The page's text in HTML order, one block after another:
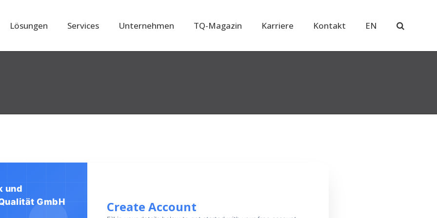
Lösungen Services Unternehmen TQ-Magazin Karriere Kontakt EN
und
GmbH
Create Account